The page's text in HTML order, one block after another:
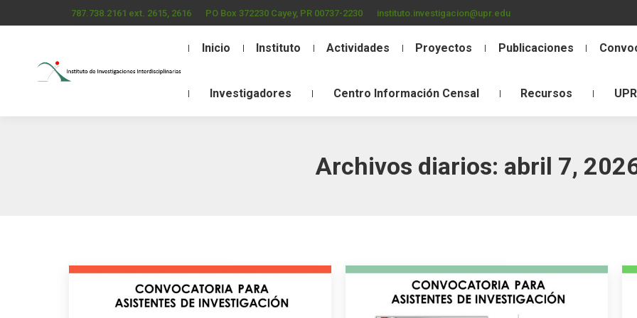
787.738.2161 ext. 2615, 2616 PO Box 372230 Cayey, PR 00737-2230 instituto.investigacion@upr.edu
Inicio Instituto Actividades Proyectos Publicaciones
Investigadores Centro Información Censal Recursos
Archivos diarios: abril 7,